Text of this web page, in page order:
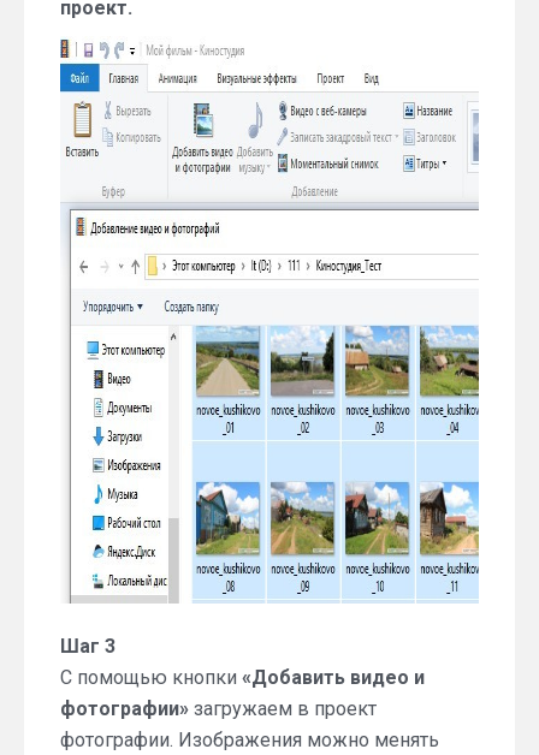
проект.
Шаг 3
С помощью кнопки «Добавить видео и
фотографии» загружаем в проект
фотографии. Изображения можно менять